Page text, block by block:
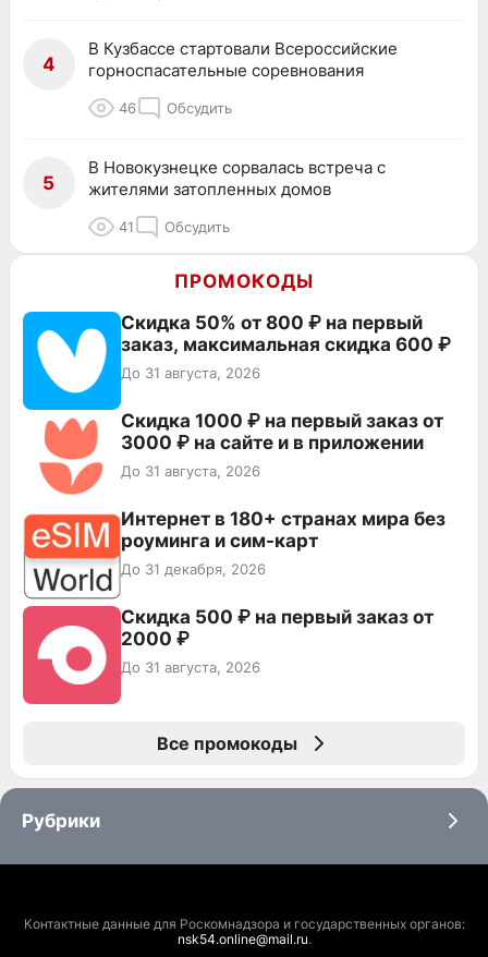
4
В Кузбассе стартовали Всероссийские
горноспасательные соревнования
46 Обсудить
5
В Новокузнецке сорвалась встреча с
жителями затопленных домов
41 Обсудить
ПРОМОКОДЫ
Скидка 50% от 800 ₽ на первый
заказ, максимальная скидка 600 ₽
До 31 августа, 2026
Скидка 1000 ₽ на первый заказ от
3000 ₽ на сайте и в приложении
До 31 августа, 2026
Интернет в 180+ странах мира без
роуминга и сим-карт
До 31 декабря, 2026
Скидка 500 ₽ на первый заказ от
2000 ₽
До 31 августа, 2026
Все промокоды
Рубрики
Контактные данные для Роскомнадзора и государственных органов:
nsk54.online@mail.ru.